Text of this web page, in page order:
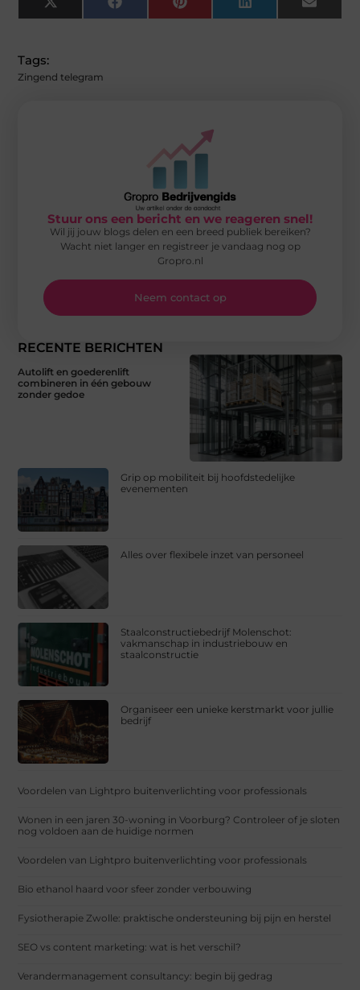
X
(Twitter)
FacebookPinterest LinkedIn Email
Tags:
Zingend telegram
RECENTE BERICHTEN
Autolift en goederenlift
combineren in één gebouw
zonder gedoe
Grip op mobiliteit bij hoofdstedelijke
evenementen
Alles over flexibele inzet van personeel
Staalconstructiebedrijf Molenschot:
vakmanschap in industriebouw en
staalconstructie
Organiseer een unieke kerstmarkt voor jullie
bedrijf
Voordelen van Lightpro buitenverlichting voor professionals
Wonen in een jaren 30-woning in Voorburg? Controleer of je sloten
nog voldoen aan de huidige normen
Voordelen van Lightpro buitenverlichting voor professionals
Bio ethanol haard voor sfeer zonder verbouwing
Fysiotherapie Zwolle: praktische ondersteuning bij pijn en herstel
SEO vs content marketing: wat is het verschil?
Verandermanagement consultancy: begin bij gedrag
Stuur ons een bericht en we reageren snel!
Wil jij jouw blogs delen en een breed publiek bereiken?
Wacht niet langer en registreer je vandaag nog op
Gropro.nl
Neem contact op